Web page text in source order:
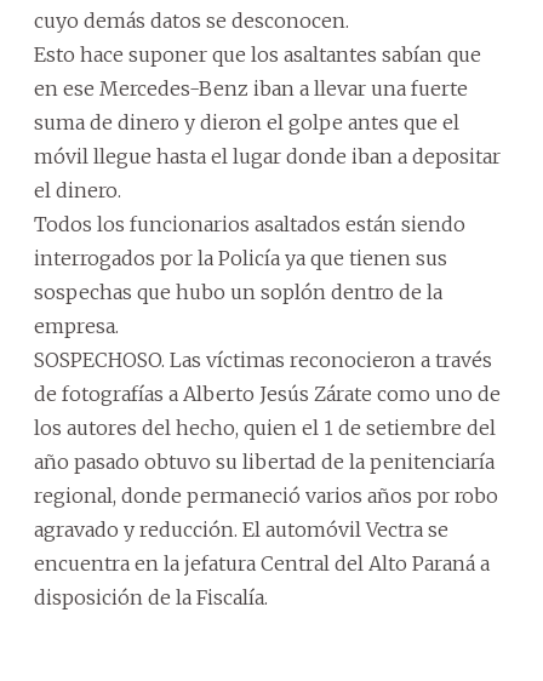
cuyo demás datos se desconocen.
Esto hace suponer que los asaltantes sabían que
en ese Mercedes-Benz iban a llevar una fuerte
suma de dinero y dieron el golpe antes que el
móvil llegue hasta el lugar donde iban a depositar
el dinero.
Todos los funcionarios asaltados están siendo
interrogados por la Policía ya que tienen sus
sospechas que hubo un soplón dentro de la
empresa.
SOSPECHOSO. Las víctimas reconocieron a través
de fotografías a Alberto Jesús Zárate como uno de
los autores del hecho, quien el 1 de setiembre del
año pasado obtuvo su libertad de la penitenciaría
regional, donde permaneció varios años por robo
agravado y reducción. El automóvil Vectra se
encuentra en la jefatura Central del Alto Paraná a
disposición de la Fiscalía.